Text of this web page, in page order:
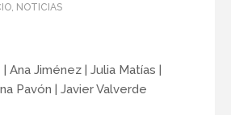
, NOTICIAS
Ana Jiménez | Julia Matías |
Pavón | Javier Valverde